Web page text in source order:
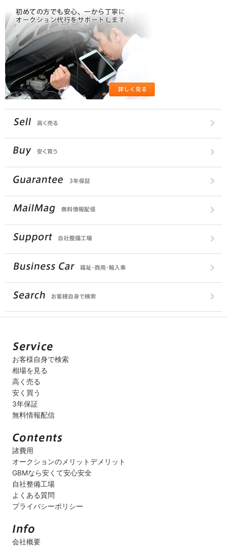
お客様自身で検索
相場を見る
高く売る
安く買う
3年保証
無料情報配信
諸費用
オークションのメリットデメリット
GBMなら安くて安心安全
自社整備工場
よくある質問
プライバシーポリシー
会社概要